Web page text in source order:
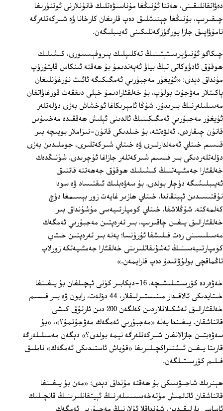
دەۋاتقانلىقىنى، ھەتتا ئۇنىڭغا مۇناسىۋەتلىك قانۇنلارنى ئوتتۇرىغا
چىقىرىپ، بۇنىڭغا چېتىشلىق دەپ قارىغان كارخانا ۋە شىركەتلەرگە
نامۇۋاپىق جازا يۈرگۈزگەنلىكىنى ئەيىبلىگەن.
چىكاگو ئۇنىۋېرسىتېتىنىڭ تەكلىپلىك پىروفېسسورى، كىشىلىك
ھوقۇق ئادۋوكاتى تېڭ بياۋ ئەپەندىمۇ بۇ ھەقتە ئىنكاس قايتۇرۇپ
مۇنداق دېدى: «ئۇيغۇر مەجبۇرىي ئەمگىكىگە ئائىت نۇرغۇنلىغان
پاكىتلار مەۋجۇت بولۇپ، بۇ خەلقئارادىمۇ خېلى دىققەت قوزغاۋاتقان
مەسىلىلەرنىڭ بىرىدۇر. شۇڭا ئامېرىكاغا ئوخشاش بەزى دۆلەتلەر
ئۇيغۇر مەجبۇرىي ئەمگىكىنىڭ ئالدىنى ئېلىش ھەققىدە مەخسۇس
قانۇن چىقاردى. ئەلۋەتتە، بۇ خىلدىكى قانۇن-نىزاملار بويىچە بىر
قىسىم خىتاي ئەمەلدارلىرى ۋە خىتاي شىركەتلىرى، جۈملىدىن بەزى
دۆلەتلەردىكى بىر قىسىم شىركەتلەر جازاغا ئۇچرىدى. شۇنىڭدەك
خەلقئارا جەمئىيەتنىڭ كىشىلىك ھوقۇق جەھەتتە قاتتىق
ئەيىبلىشىگە دۇچار بولدى. بۇ سەۋەبلىك ئىقتىساد ۋە سودا
نۇقتىسىدىن ئېيتقاندا، خىتاي ھازىر غايەت زور بېسىمغا دۇچ
كەلمەكتە. شۇڭلاشقا، خىتاي كومپارتىيەسى مۇشۇنداق بىر
خەلقئارالىق يىغىن چاقىرىپ، بىر تەرەپتىن مەجبۇرىي ئەمگەك
مەسىلىسىنى رەت قىلىشقا ئۇرۇنسا؛ يەنە بىر تەرەپتىن خىتاي
كومپارتىيەسىنىڭ تەشۋىقاتلىرىنى خەلقئارا جەمئىيەتكە زورلاپ
تاڭماقچى بولۇۋاتىدۇ دەپ قارايمەن.»
خەۋەردە كۆرسىتىلىشىچە، 16-دېكابىر كۈنى ئېچىلغان بۇ يىغىنغا
خىتايدىكى ئالاقىدار مىنىستىرلىقلار، 44 دۆلەت، رايون ۋە بىر قىسىم
خەلقئارالىق تەشكىلاتلاردىن كەلگەن 200 دىن ئارتۇق كىشى
قاتناشقان. يىغىندا يەنە «مەجبۇرىي ئەمگەك مەۋجۇتمۇ؟»، «بۇ
سەۋەبتىن جازالانغان شىركەتلەرگە نېمە بولدى؟» دېگەن مەسىلىلەرگە
قارىتا يىغىن ئىشتىراكچىلىرىغا «قۇياش ئاستىدىكى ئەمگەك» ناملىق
فىلىم كۆرسىتىلگەن.
ھېنرىك شاجىۋىسكى بۇ ھەقتە مۇنداق دېدى: «مەن بۇ يىغىنغا
قاتناشقان ئاتالمىش مۇتەخەسسىسلەرنىڭ ئېيتقانلىرىنىڭ قانچىلىك